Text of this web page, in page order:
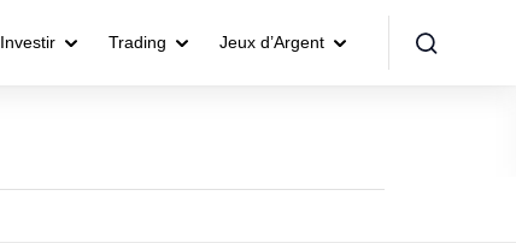
Investir Trading Jeux d’Argent